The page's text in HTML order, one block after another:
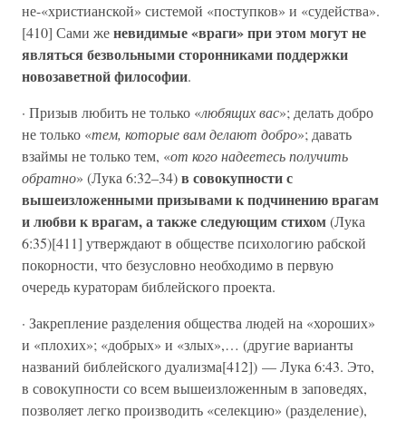
не-«христианской» системой «поступков» и «судейства».
[410] Сами женевидимые «враги» при этом могут не
являться безвольными сторонниками поддержки
новозаветной философии.
· Призыв любить не только «любящих вас»; делать добро
не только «тем, которые вам делают добро»; давать
взаймы не только тем, «от кого надеетесь получить
обратно» (Лука 6:32–34)в совокупности с
вышеизложенными призывами к подчинению врагам
и любви к врагам, а также следующим стихом(Лука
6:35)[411] утверждают в обществе психологию рабской
покорности, что безусловно необходимо в первую
очередь кураторам библейского проекта.
· Закрепление разделения общества людей на «хороших»
и «плохих»; «добрых» и «злых»,… (другие варианты
названий библейского дуализма[412]) — Лука 6:43. Это,
в совокупности со всем вышеизложенным в заповедях,
позволяет легко производить «селекцию» (разделение),